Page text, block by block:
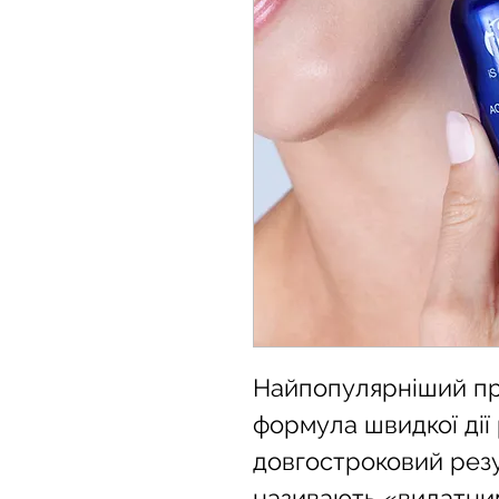
Найпопулярніший
формула швидкої
довгостроковий